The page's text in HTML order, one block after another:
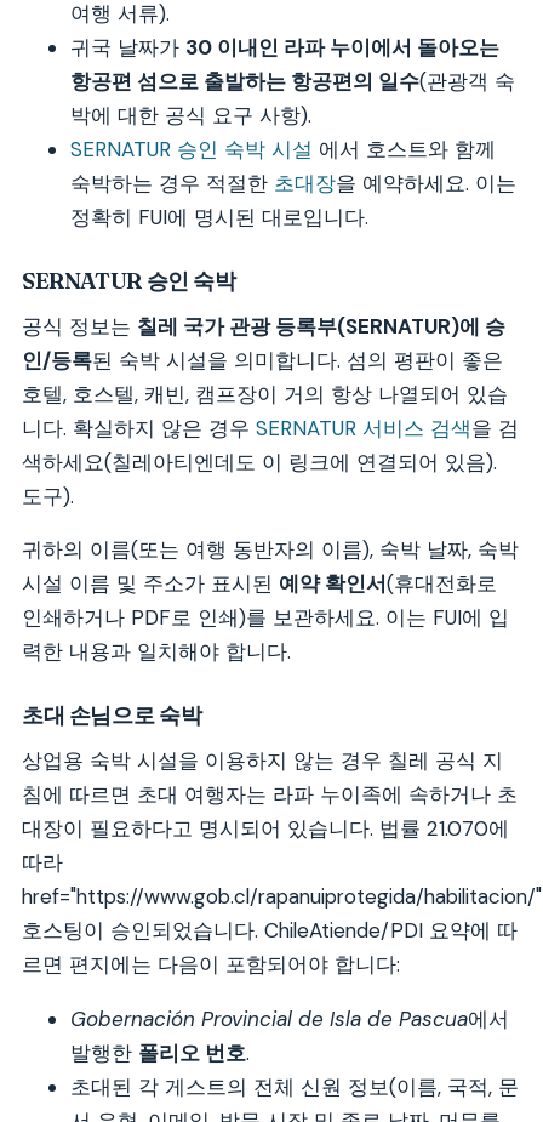
여행 서류).
귀국 날짜가 30 이내인 라파 누이에서 돌아오는
항공편 섬으로 출발하는 항공편의 일수(관광객 숙
박에 대한 공식 요구 사항).
SERNATUR 승인 숙박 시설 에서 호스트와 함께
숙박하는 경우 적절한 초대장을 예약하세요. 이는
정확히 FUI에 명시된 대로입니다.
SERNATUR 승인 숙박
공식 정보는 칠레 국가 관광 등록부(SERNATUR)에 승
인/등록된 숙박 시설을 의미합니다. 섬의 평판이 좋은
호텔, 호스텔, 캐빈, 캠프장이 거의 항상 나열되어 있습
니다. 확실하지 않은 경우 SERNATUR 서비스 검색을 검
색하세요(칠레아티엔데도 이 링크에 연결되어 있음).
도구).
귀하의 이름(또는 여행 동반자의 이름), 숙박 날짜, 숙박
시설 이름 및 주소가 표시된 예약 확인서(휴대전화로
인쇄하거나 PDF로 인쇄)를 보관하세요. 이는 FUI에 입
력한 내용과 일치해야 합니다.
초대 손님으로 숙박
상업용 숙박 시설을 이용하지 않는 경우 칠레 공식 지
침에 따르면 초대 여행자는 라파 누이족에 속하거나 초
대장이 필요하다고 명시되어 있습니다. 법률 21.070에
따라
href="https://www.gob.cl/rapanuiprotegida/habilitacion/
호스팅이 승인되었습니다. ChileAtiende/PDI 요약에 따
르면 편지에는 다음이 포함되어야 합니다:
Gobernación Provincial de Isla de Pascua에서
발행한 폴리오 번호.
초대된 각 게스트의 전체 신원 정보(이름, 국적, 문